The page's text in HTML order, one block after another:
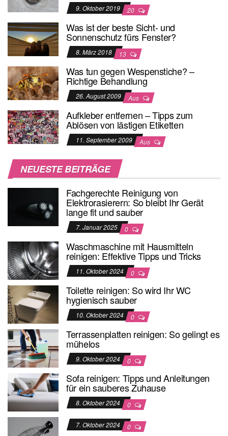
9. Oktober 2019 20
Was ist der beste Sicht- und
Sonnenschutz fürs Fenster?
8. März 2018 13
Was tun gegen Wespenstiche? –
Richtige Behandlung
26. August 2009 Aus
Aufkleber entfernen – Tipps zum
Ablösen von lästigen Etiketten
11. September 2009 Aus
NEUESTE BEITRÄGE
Fachgerechte Reinigung von
Elektrorasierern: So bleibt Ihr Gerät
lange fit und sauber
7. Januar 2025 0
Waschmaschine mit Hausmitteln
reinigen: Effektive Tipps und Tricks
11. Oktober 2024 0
Toilette reinigen: So wird Ihr WC
hygienisch sauber
10. Oktober 2024 0
Terrassenplatten reinigen: So gelingt es
mühelos
9. Oktober 2024 0
Sofa reinigen: Tipps und Anleitungen
für ein sauberes Zuhause
8. Oktober 2024 0
7. Oktober 2024 0